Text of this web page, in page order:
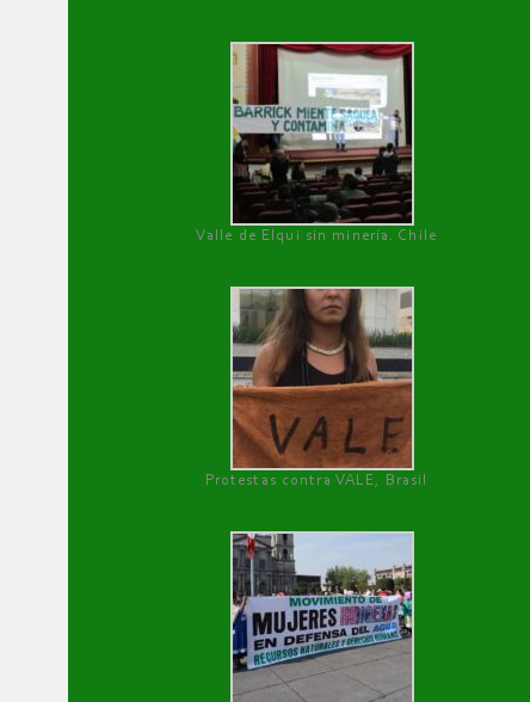
Valle de Elqui sin minería. Chile
Protestas contra VALE, Brasil